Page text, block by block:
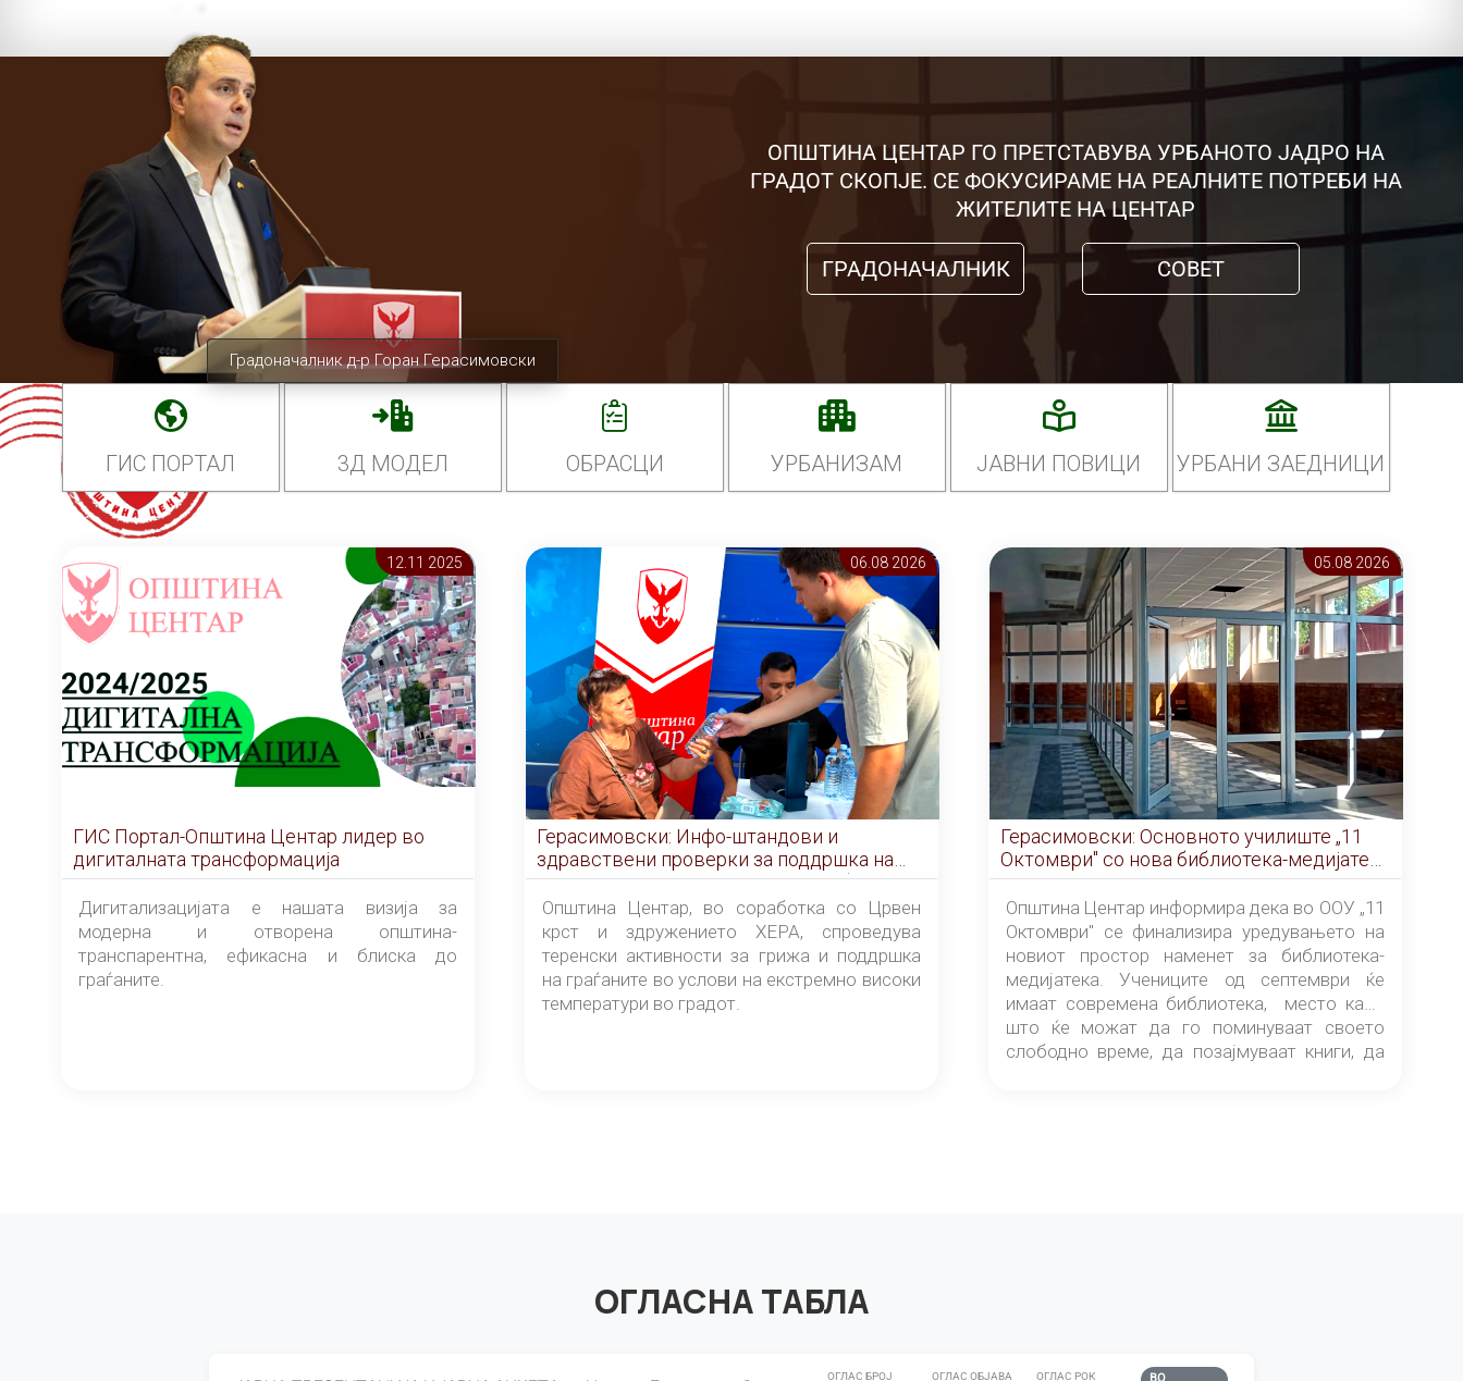
Градоначалник д-р Горан Герасимовски
ОПШТИНА ЦЕНТАР ГО ПРЕТСТАВУВА УРБАНОТО ЈАДРО НА
ГРАДОТ СКОПЈЕ. СЕ ФОКУСИРАМЕ НА РЕАЛНИТЕ ПОТРЕБИ НА
ЖИТЕЛИТЕ НА ЦЕНТАР
ГРАДОНАЧАЛНИК СОВЕТ
ГИС ПОРТАЛ 3Д МОДЕЛ ОБРАСЦИ УРБАНИЗАМ ЈАВНИ ПОВИЦИ УРБАНИ ЗАЕДНИЦИ
12.11 2025
ГИС Портал-Општина Центар лидер во
дигиталната трансформација
Дигитализацијата е нашата визија за
модерна и отворена општина-
транспарентна, ефикасна и блиска до
граѓаните.
06.08 2026
Герасимовски: Инфо-штандови и
здравствени проверки за поддршка на
граѓаните во услови на топлотен бран
Општина Центар, во соработка со Црвен
крст и здружението ХЕРА, спроведува
теренски активности за грижа и поддршка
на граѓаните во услови на екстремно високи
температури во градот.
05.08 2026
Герасимовски: Основното училиште „11
Октомври" со нова библиотека-медијатека
од септември
Општина Центар информира дека во ООУ „11
Октомври" се финализира уредувањето на
новиот простор наменет за библиотека-
медијатека. Учениците од септември ќе
имаат современа библиотека, место каде
што ќе можат да го поминуваат своето
слободно време, да позајмуваат книги, да
ОГЛАСНА ТАБЛА
ОГЛАС БРОЈ ОГЛАС ОБЈАВА ОГЛАС РОК